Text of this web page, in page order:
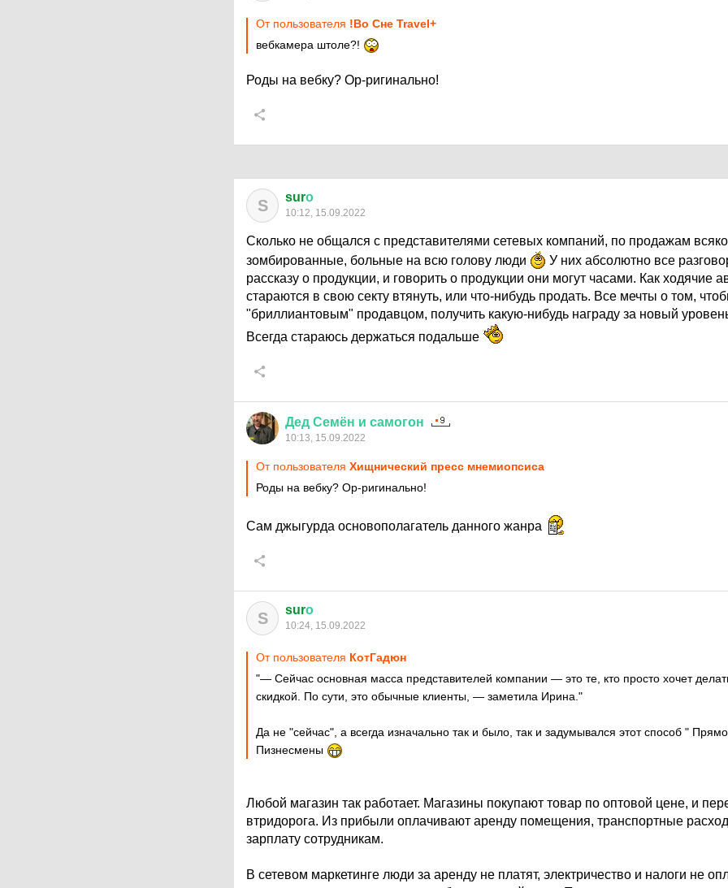
От пользователя !Во Сне Travel+
вебкамера штоле?!
Роды на вебку? Ор-ригинально!
S surо
10:12, 15.09.2022
Сколько не общался с представителями сетевых компаний, по продажам
зомбированные, больные на всю голову люди
У них абсолютно все
рассказу о продукции, и говорить о продукции они могут часами. Как ходячие
стараются в свою секту втянуть, или что-нибудь продать. Все мечты о том,
"бриллиантовым" продавцом, получить какую-нибудь награду за новый
Всегда стараюсь держаться подальше
Дед Семён и самогон
10:13, 15.09.2022
От пользователя Хищнический пресс мнемиопсиса
Роды на вебку? Ор-ригинально!
Сам джыгурда основополагатель данного жанра
S surо
10:24, 15.09.2022
От пользователя КотГадюн
"— Сейчас основная масса представителей компании — это те, кто просто хочет
скидкой. По сути, это обычные клиенты, — заметила Ирина."
Да не "сейчас", а всегда изначально так и было, так и задумывался этот способ "
Пизнесмены
Любой магазин так работает. Магазины покупают товар по оптовой цене, и
втридорога. Из прибыли оплачивают аренду помещения, транспортные
зарплату сотрудникам.
В сетевом маркетинге люди за аренду не платят, электричество и налоги не